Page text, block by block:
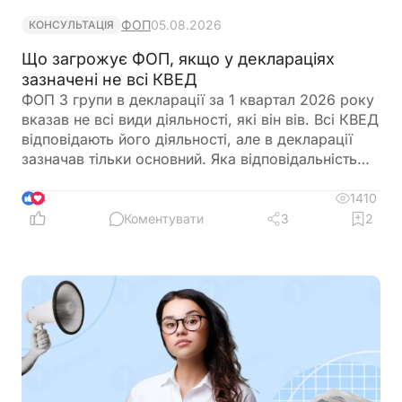
КОНСУЛЬТАЦІЯ ФОП05.08.2026
Що загрожує ФОП, якщо у деклараціях
зазначені не всі КВЕД
ФОП 3 групи в декларації за 1 квартал 2026 року
вказав не всі види діяльності, які він вів. Всі КВЕД
відповідають його діяльності, але в декларації
зазначав тільки основний. Яка відповідальність
4
1410
Коментувати
3 2